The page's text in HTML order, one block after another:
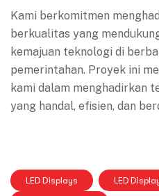
Kami berkomitmen
berkualitas yang
kemajuan teknologi di
pemerintahan. Proyek ini
kami dalam menghadirkan
yang handal, efisien, dan
LED Displays LED